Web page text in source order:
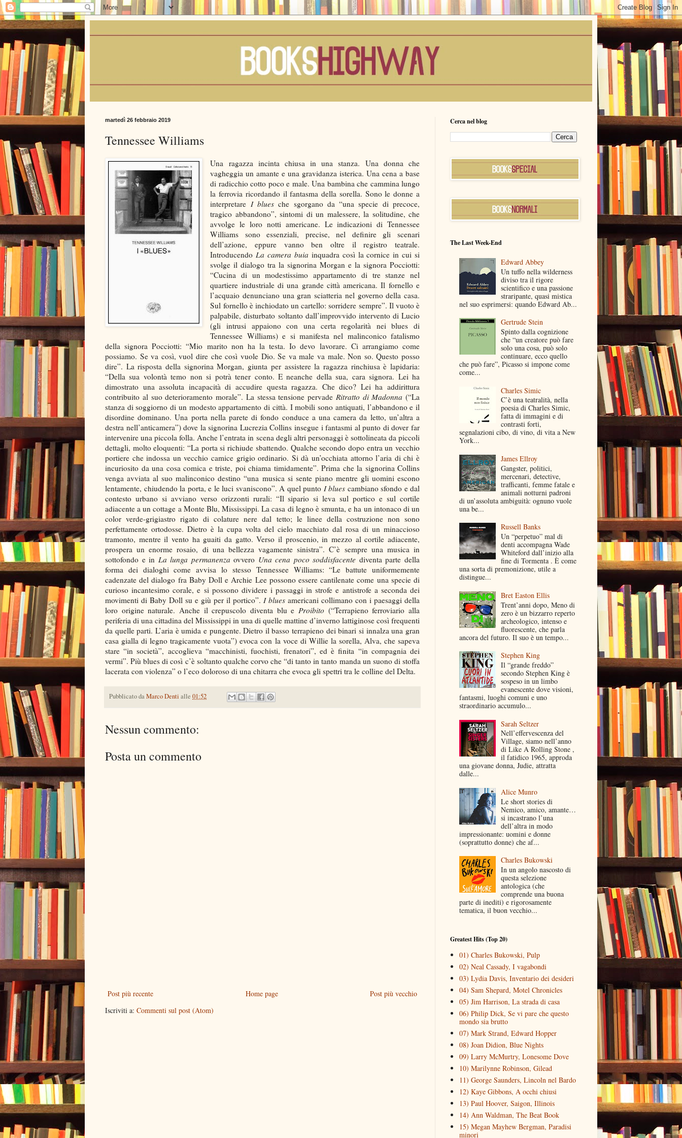
martedì 26 febbraio 2019
Tennessee Williams
Una ragazza incinta chiusa in una stanza. Una donna che
vagheggia un amante e una gravidanza isterica. Una cena a base
di radicchio cotto poco e male. Una bambina che cammina lungo
la ferrovia ricordando il fantasma della sorella. Sono le donne a
interpretare I bluesche sgorgano da “una specie di precoce,
tragico abbandono”, sintomi di un malessere, la solitudine, che
avvolge le loro notti americane. Le indicazioni di Tennessee
Williams sono essenziali, precise, nel definire gli scenari
dell’azione, eppure vanno ben oltre il registro teatrale.
Introducendo La camera buia inquadra così la cornice in cui si
svolge il dialogo tra la signorina Morgan e la signora Pocciotti:
“Cucina di un modestissimo appartamento di tre stanze nel
quartiere industriale di una grande città americana. Il fornello e
l’acquaio denunciano una gran sciatteria nel governo della casa.
Sul fornello è inchiodato un cartello: sorridere sempre”. Il vuoto è
palpabile, disturbato soltanto dall’improvvido intervento di Lucio
(gli intrusi appaiono con una certa regolarità nei blues di
Tennessee Williams) e si manifesta nel malinconico fatalismo
della signora Pocciotti: “Mio marito non ha la testa. Io devo lavorare. Ci arrangiamo come
possiamo. Se va così, vuol dire che così vuole Dio. Se va male va male. Non so. Questo posso
dire”. La risposta della signorina Morgan, giunta per assistere la ragazza rinchiusa è lapidaria:
“Della sua volontà temo non si potrà tener conto. E neanche della sua, cara signora. Lei ha
dimostrato una assoluta incapacità di accudire questa ragazza. Che dico? Lei ha addirittura
contribuito al suo deterioramento morale”. La stessa tensione pervade Ritratto di Madonna (“La
stanza di soggiorno di un modesto appartamento di città. I mobili sono antiquati, l’abbandono e il
disordine dominano. Una porta nella parete di fondo conduce a una camera da letto, un’altra a
destra nell’anticamera”) dove la signorina Lucrezia Collins insegue i fantasmi al punto di dover far
intervenire una piccola folla. Anche l’entrata in scena degli altri personaggi è sottolineata da piccoli
dettagli, molto eloquenti: “La porta si richiude sbattendo. Qualche secondo dopo entra un vecchio
portiere che indossa un vecchio camice grigio ordinario. Si dà un’occhiata attorno l’aria di chi è
incuriosito da una cosa comica e triste, poi chiama timidamente”. Prima che la signorina Collins
venga avviata al suo malinconico destino “una musica si sente piano mentre gli uomini escono
lentamente, chiudendo la porta, e le luci svaniscono”. A quel punto I blues cambiano sfondo e dal
contesto urbano si avviano verso orizzonti rurali: “Il sipario si leva sul portico e sul cortile
adiacente a un cottage a Monte Blu, Mississippi. La casa di legno è smunta, e ha un intonaco di un
color verde-grigiastro rigato di colature nere dal tetto; le linee della costruzione non sono
perfettamente ortodosse. Dietro è la cupa volta del cielo macchiato dal rosa di un minaccioso
tramonto, mentre il vento ha guaiti da gatto. Verso il proscenio, in mezzo al cortile adiacente,
prospera un enorme rosaio, di una bellezza vagamente sinistra”. C’è sempre una musica in
sottofondo e in La lunga permanenza ovvero Una cena poco soddisfacente diventa parte della
forma dei dialoghi come avvisa lo stesso Tennessee Williams: “Le battute uniformemente
cadenzate del dialogo fra Baby Doll e Archie Lee possono essere cantilenate come una specie di
curioso incantesimo corale, e si possono dividere i passaggi in strofe e antistrofe a seconda dei
movimenti di Baby Doll su e giù per il portico”. I blues americani collimano con i paesaggi della
loro origine naturale. Anche il crepuscolo diventa blu e Proibito (“Terrapieno ferroviario alla
periferia di una cittadina del Mississippi in una di quelle mattine d’inverno lattiginose così frequenti
da quelle parti. L’aria è umida e pungente. Dietro il basso terrapieno dei binari si innalza una gran
casa gialla di legno tragicamente vuota”) evoca con la voce di Willie la sorella, Alva, che sapeva
stare “in società”, accoglieva “macchinisti, fuochisti, frenatori”, ed è finita “in compagnia dei
vermi”. Più blues di così c’è soltanto qualche corvo che “di tanto in tanto manda un suono di stoffa
lacerata con violenza” o l’eco doloroso di una chitarra che evoca gli spettri tra le colline del Delta.
Pubblicato daMarco Denti alle 01:52
Nessun commento:
Posta un commento
Post più recente Post più vecchio
Home page
Iscriviti a: Commenti sul post (Atom)
Cerca nel blog
The Last Week-End
Edward Abbey
Un tuffo nella wilderness
diviso tra il rigore
scientifico e una passione
straripante, quasi mistica
nel suo esprimersi: quando Edward Ab...
Gertrude Stein
Spinto dalla cognizione
che “un creatore può fare
solo una cosa, può solo
continuare, ecco quello
che può fare”, Picasso si impone come
come...
Charles Simic
C’è una teatralità, nella
poesia di Charles Simic,
fatta di immagini e di
contrasti forti,
segnalazioni cibo, di vino, di vita a New
York...
James Ellroy
Gangster, politici,
mercenari, detective,
trafficanti, femme fatale e
animali notturni padroni
di un’assoluta ambiguità: ognuno vuole
una be...
Russell Banks
Un “perpetuo” mal di
denti accompagna Wade
Whiteford dall’inizio alla
fine di Tormenta . È come
una sorta di premonizione, utile a
distingue...
Bret Easton Ellis
Trent’anni dopo, Meno di
zero è un bizzarro reperto
archeologico, intenso e
fluorescente, che parla
ancora del futuro. Il suo è un tempo...
Stephen King
Il “grande freddo”
secondo Stephen King è
sospeso in un limbo
evanescente dove visioni,
fantasmi, luoghi comuni e uno
straordinario accumulo...
Sarah Seltzer
Nell’effervescenza del
Village, siamo nell’anno
di Like A Rolling Stone ,
il fatidico 1965, approda
una giovane donna, Judie, attratta
dalle...
Alice Munro
Le short stories di
Nemico, amico, amante…
si incastrano l’una
dell’altra in modo
impressionante: uomini e donne
(soprattutto donne) che af...
Charles Bukowski
In un angolo nascosto di
questa selezione
antologica (che
comprende una buona
parte di inediti) e rigorosamente
tematica, il buon vecchio...
Greatest Hits (Top 20)
01) Charles Bukowski, Pulp
02) Neal Cassady, I vagabondi
03) Lydia Davis, Inventario dei desideri
04) Sam Shepard, Motel Chronicles
05) Jim Harrison, La strada di casa
06) Philip Dick, Se vi pare che questo
mondo sia brutto
07) Mark Strand, Edward Hopper
08) Joan Didion, Blue Nights
09) Larry McMurtry, Lonesome Dove
10) Marilynne Robinson, Gilead
11) George Saunders, Lincoln nel Bardo
12) Kaye Gibbons, A occhi chiusi
13) Paul Hoover, Saigon, Illinois
14) Ann Waldman, The Beat Book
15) Megan Mayhew Bergman, Paradisi
minori